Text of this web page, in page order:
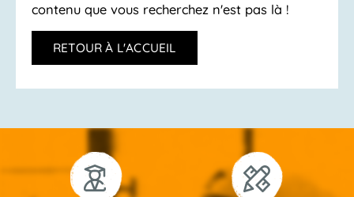
contenu que vous recherchez n'est pas là !
RETOUR À L'ACCUEIL